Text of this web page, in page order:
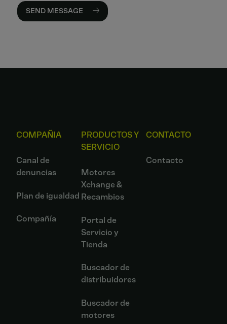
SEND MESSAGE
COMPAÑIA
Canal de
denuncias
Plan de igualdad
Compañía
PRODUCTOS Y
SERVICIO
Motores
Xchange &
Recambios
Portal de
Servicio y
Tienda
Buscador de
distribuidores
Buscador de
motores
CONTACTO
Contacto